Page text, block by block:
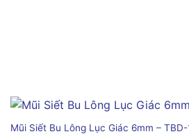
Mũi Siết Bu Lông Lục Giác 6mm –